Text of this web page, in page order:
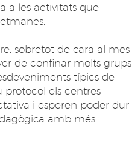
a les activitats que
sobretot de cara al mes
de confinar molts
típics de
protocol els centres
i esperen poder dur
amb més